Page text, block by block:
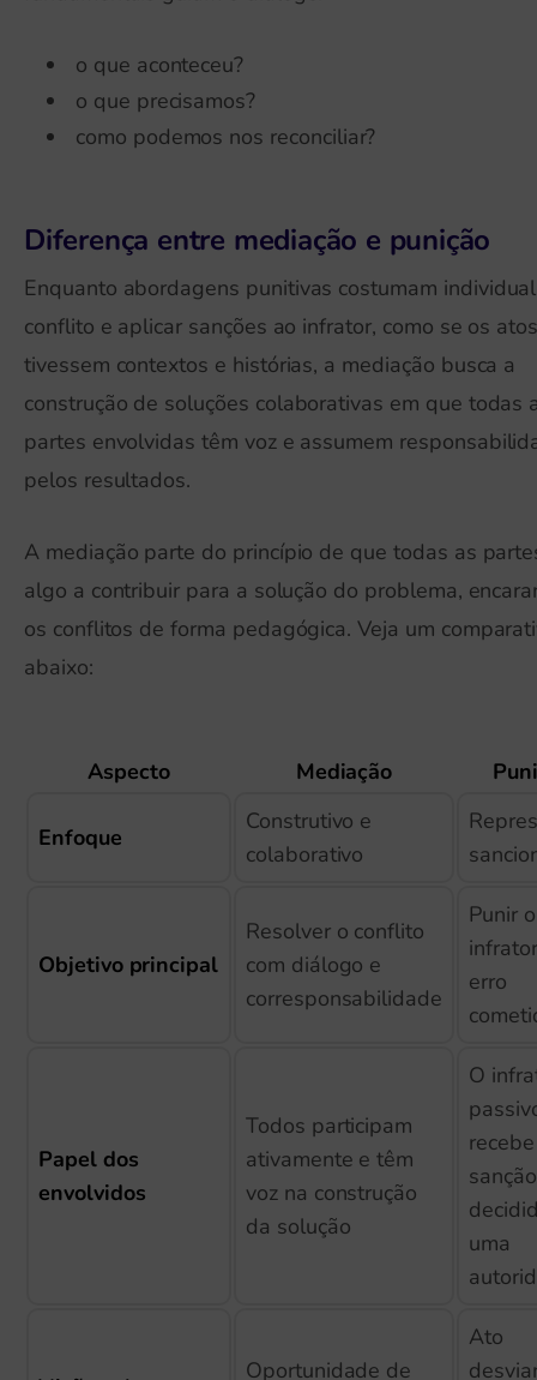
o que aconteceu?
o que precisamos?
como podemos nos reconciliar?
Diferença entre mediação e punição
Enquanto abordagens punitivas costumam
conflito e aplicar sanções ao infrator, como se os
tivessem contextos e histórias, a mediação busca a
construção de soluções colaborativas em que todas
partes envolvidas têm voz e assumem
pelos resultados.
A mediação parte do princípio de que todas as
algo a contribuir para a solução do problema,
os conflitos de forma pedagógica. Veja um
abaixo:
Aspecto Mediação
Enfoque
Construtivo e
colaborativo
Objetivo principal
Resolver o conflito
com diálogo e
corresponsabilidade
Punir o
erro
Papel dos
envolvidos
Todos participam
ativamente e têm
voz na construção
da solução
O
sanção
uma
Oportunidade de
Ato